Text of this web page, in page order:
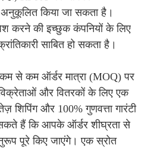
किया जा सकता है।
करने की इच्छुक कंपनियों के लिए
साबित हो सकता है।
से कम ऑर्डर मात्रा (MOQ) पर
और वितरकों के लिए एक
शिपिंग और 100% गुणवत्ता गारंटी
हैं कि आपके ऑर्डर शीघ्रता से
पूरे किए जाएंगे। एक स्रोत